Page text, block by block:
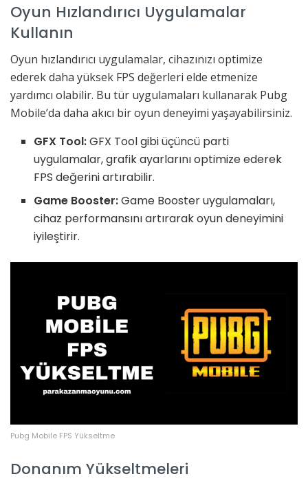
Oyun Hızlandırıcı Uygulamalar
Kullanın
Oyun hızlandırıcı uygulamalar, cihazınızı optimize
ederek daha yüksek FPS değerleri elde etmenize
yardımcı olabilir. Bu tür uygulamaları kullanarak Pubg
Mobile’da daha akıcı bir oyun deneyimi yaşayabilirsiniz.
GFX Tool:GFX Tool gibi üçüncü parti
uygulamalar, grafik ayarlarını optimize ederek
FPS değerini artırabilir.
Game Booster:Game Booster uygulamaları,
cihaz performansını artırarak oyun deneyimini
iyileştirir.
Pubg Mobile FPS Yükseltme
Donanım Yükseltmeleri